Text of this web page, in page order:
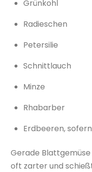
Grünkohl
Radieschen
Petersilie
Schnittlauch
Minze
Rhabarber
Erdbeeren,
Gerade
oft zarter und